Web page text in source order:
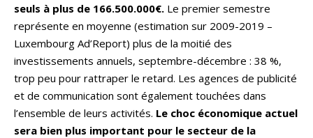
seuls à plus de 166.500.000€. Le premier semestre
représente en moyenne (estimation sur 2009-2019 –
Luxembourg Ad’Report) plus de la moitié des
investissements annuels, septembre-décembre : 38 %,
trop peu pour rattraper le retard. Les agences de publicité
et de communication sont également touchées dans
l’ensemble de leurs activités. Le choc économique actuel
sera bien plus important pour le secteur de la